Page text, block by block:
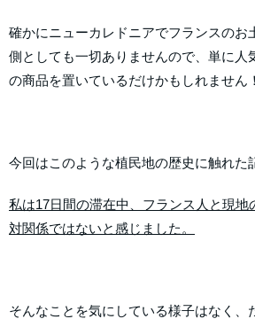
確かにニューカレドニアでフランスのお
側としても一切ありませんので、単に人
の商品を置いているだけかもしれません！
今回はこのような植民地の歴史に触れた
私は17日間の滞在中、フランス人と現地
対関係ではないと感じました。
そんなことを気にしている様子はなく、